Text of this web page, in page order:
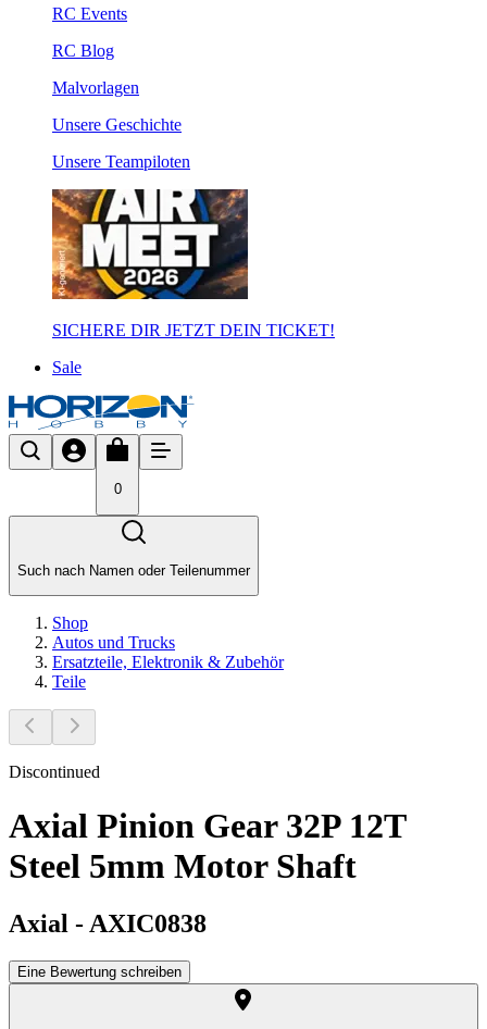
RC Events
RC Blog
Malvorlagen
Unsere Geschichte
Unsere Teampiloten
SICHERE DIR JETZT DEIN TICKET!
Sale
0
Such nach Namen oder Teilenummer
Shop
Autos und Trucks
Ersatzteile, Elektronik & Zubehör
Teile
Discontinued
Axial Pinion Gear 32P 12T
Steel 5mm Motor Shaft
Axial - AXIC0838
Eine Bewertung schreiben